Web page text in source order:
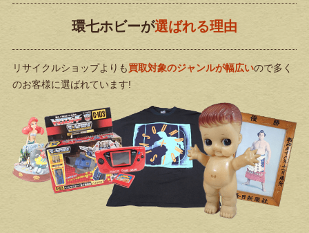
環七ホビーが選ばれる理由
リサイクルショップよりも買取対象のジャンルが幅広いので多く
のお客様に選ばれています!